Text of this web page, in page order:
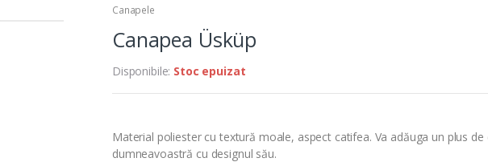
Canapele
Canapea Üsküp
Disponibile: Stoc epuizat
Material poliester cu textură moale, aspect catifea. Va adăuga un plus
dumneavoastră cu designul său.